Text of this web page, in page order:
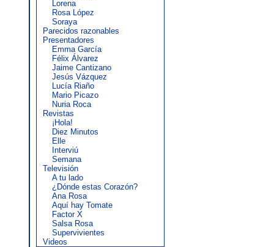
Lorena
Rosa López
Soraya
Parecidos razonables
Presentadores
Emma García
Félix Álvarez
Jaime Cantizano
Jesús Vázquez
Lucía Riaño
Mario Picazo
Nuria Roca
Revistas
¡Hola!
Diez Minutos
Elle
Interviú
Semana
Televisión
A tu lado
¿Dónde estas Corazón?
Ana Rosa
Aquí hay Tomate
Factor X
Salsa Rosa
Supervivientes
Videos